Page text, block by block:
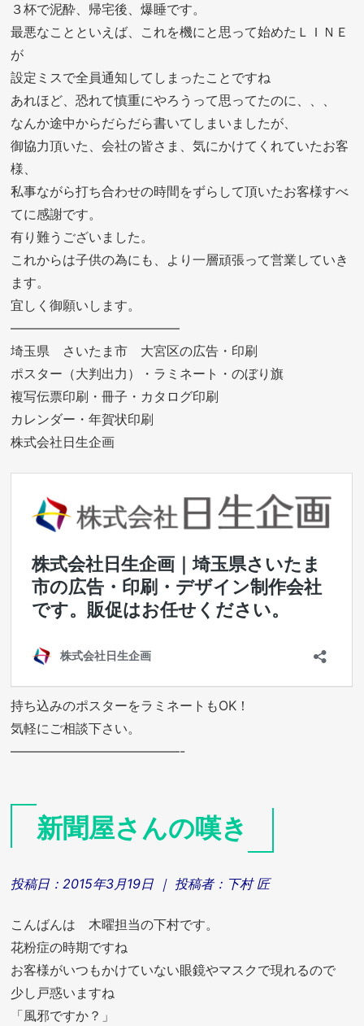
３杯で泥酔、帰宅後、爆睡です。
最悪なことといえば、これを機にと思って始めたＬＩＮＥ
が
設定ミスで全員通知してしまったことですね
あれほど、恐れて慎重にやろうって思ってたのに、、、
なんか途中からだらだら書いてしまいましたが、
御協力頂いた、会社の皆さま、気にかけてくれていたお客
様、
私事ながら打ち合わせの時間をずらして頂いたお客様すべ
てに感謝です。
有り難うございました。
これからは子供の為にも、より一層頑張って営業していき
ます。
宜しく御願いします。
—————————————
埼玉県 さいたま市 大宮区の広告・印刷
ポスター（大判出力）・ラミネート・のぼり旗
複写伝票印刷・冊子・カタログ印刷
カレンダー・年賀状印刷
株式会社日生企画
持ち込みのポスターをラミネートもOK！
気軽にご相談下さい。
—————————————-
新聞屋さんの嘆き
投稿日：2015年3月19日 ｜ 投稿者： 下村 匠
こんばんは 木曜担当の下村です。
花粉症の時期ですね
お客様がいつもかけていない眼鏡やマスクで現れるので
少し戸惑いますね
「風邪ですか？」